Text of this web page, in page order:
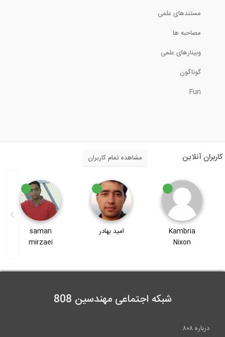
جابجایی عرشه پل فوق تحت بار زلزله در...
2:36
تعریف مقطع یک ستون بتن مسلح در نرم...
مستندهای علمی
مصاحبه ها
وبینارهای علمی
گوناگون
Fun
کاربران آنلاین مشاهده تمام کاربران
امید بهادر
saman
وحید رضوی
شبکه اجتماعی مهندسین 808
درباره ۸۰۸